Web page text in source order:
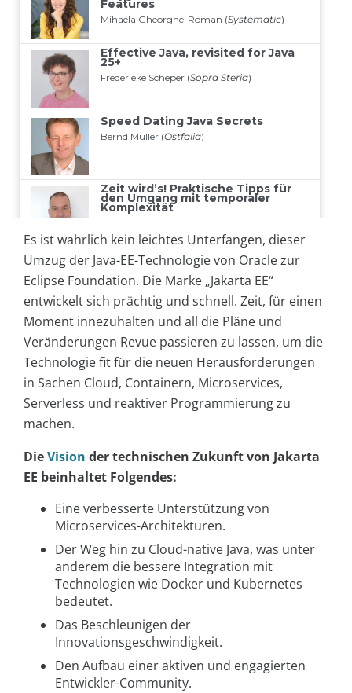
Es ist wahrlich kein leichtes Unterfangen, dieser
Umzug der Java-EE-Technologie von Oracle zur
Eclipse Foundation. Die Marke „Jakarta EE“
entwickelt sich prächtig und schnell. Zeit, für einen
Moment innezuhalten und all die Pläne und
Veränderungen Revue passieren zu lassen, um die
Technologie fit für die neuen Herausforderungen
in Sachen Cloud, Containern, Microservices,
Serverless und reaktiver Programmierung zu
machen.
DieVision der technischen Zukunft von Jakarta
EE beinhaltet Folgendes:
Eine verbesserte Unterstützung von
Microservices-Architekturen.
Der Weg hin zu Cloud-native Java, was unter
anderem die bessere Integration mit
Technologien wie Docker und Kubernetes
bedeutet.
Das Beschleunigen der
Innovationsgeschwindigkeit.
Den Aufbau einer aktiven und engagierten
Entwickler-Community.